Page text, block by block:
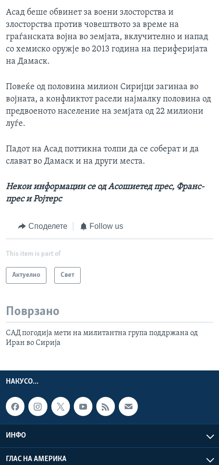
Асад беше обвинет за воени злосторства и
злосторства против човештвото за време на
граѓанската војна во земјата, вклучително и напад
со хемиско оружје во 2013 година на периферијата
на Дамаск.
Повеќе од половина милион Сиријци загинаа во
војната, а конфликтот расели најмалку половина од
предвоеното население на земјата од 22 милиони
луѓе.
Падот на Асад поттикна толпи да се соберат и да
слават во Дамаск и на други места.
Некои информации се од Асошиетед прес, Франс-
прес и Ројтерс
Споделете Follow us
This item is part of
Актуелно Свет
Поврзано
САД погодија мети на милитантна група поддржана од
Иран во Сирија
НАКУСО...
ИНФО
ГЛАС НА АМЕРИКА